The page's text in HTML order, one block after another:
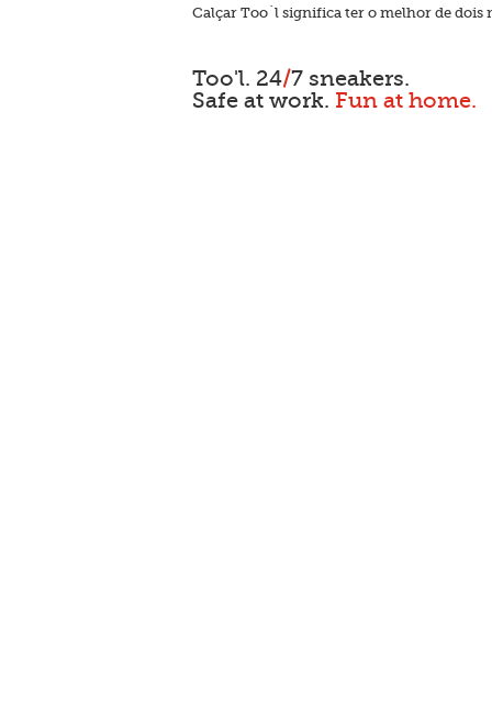
Calçar Too´l significa ter o melhor de dois
Too'l. 24/7 sneakers.
Safe at work. Fun at home.